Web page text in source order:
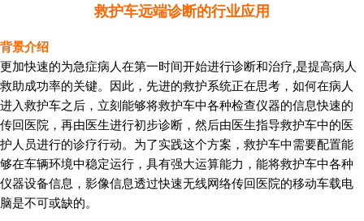
救护车远端诊断的行业应用
背景介绍
更加快速的为急症病人在第一时间开始进行诊断和治疗,是提高病人
救助成功率的关键。因此，先进的救护系统正在思考，如何在病人
进入救护车之后，立刻能够将救护车中各种检查仪器的信息快速的
传回医院，再由医生进行初步诊断，然后由医生指导救护车中的医
护人员进行的诊疗行动。为了实践这个方案，救护车中需要配置能
够在车辆环境中稳定运行，具有强大运算能力，能将救护车中各种
仪器设备信息，影像信息透过快速无线网络传回医院的移动车载电
脑是不可或缺的。